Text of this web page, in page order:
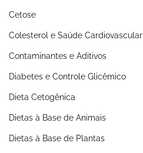
Cetose
Colesterol e Saúde Cardiovascular
Contaminantes e Aditivos
Diabetes e Controle Glicêmico
Dieta Cetogênica
Dietas à Base de Animais
Dietas à Base de Plantas